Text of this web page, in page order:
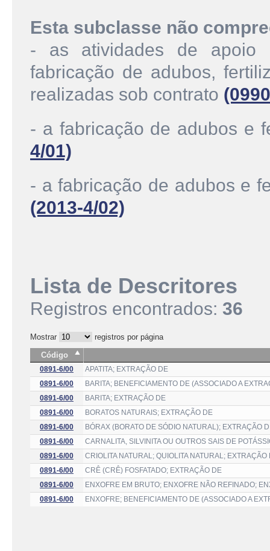
Esta subclasse não
- as atividades de apoio
fabricação de adubos,
realizadas sob contrato
- a fabricação de adubos e
4/01)
- a fabricação de adubos e
(2013-4/02)
Lista de Descritores
Registros encontrados: 36
Mostrar
registros por página
Código
0891-6/00
APATITA; EXTRAÇÃO DE
0891-6/00
BARITA; BENEFICIAMENTO DE (ASSOCIADO A
0891-6/00
BARITA; EXTRAÇÃO DE
0891-6/00
BORATOS NATURAIS; EXTRAÇÃO DE
0891-6/00
BÓRAX (BORATO DE SÓDIO NATURAL); EXTRAÇÃO
0891-6/00
CARNALITA, SILVINITA OU OUTROS SAIS DE
0891-6/00
CRIOLITA NATURAL; QUIOLITA NATURAL; EXTRAÇÃO
0891-6/00
CRÊ (CRÊ) FOSFATADO; EXTRAÇÃO DE
0891-6/00
ENXOFRE EM BRUTO; ENXOFRE NÃO REFINADO;
0891-6/00
ENXOFRE; BENEFICIAMENTO DE (ASSOCIADO A